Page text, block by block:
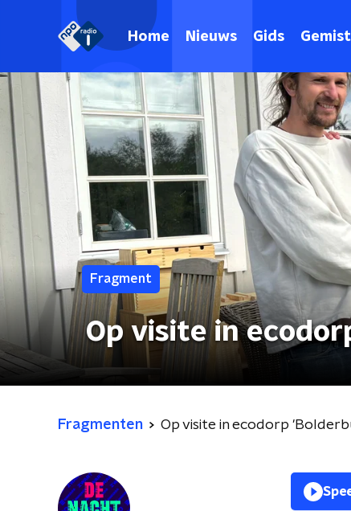
Home Nieuws Gids Gemist
Fragment
Op visite in
Fragmenten Op visite in ecodorp